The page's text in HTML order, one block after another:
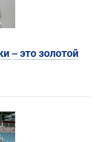
– это золотой